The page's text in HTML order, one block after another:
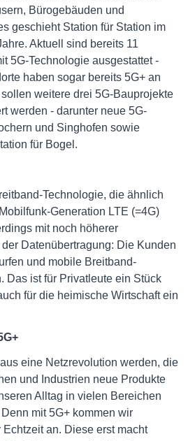
Bürogebäuden und
geschieht Station für Station im
Aktuell sind bereits 11
5G-Technologie ausgestattet -
haben sogar bereits 5G+ an
weitere drei 5G-Bauprojekte
werden - darunter neue 5G-
und Singhofen sowie
für Bogel.
Technologie, die ähnlich
Generation LTE (=4G)
mit noch höherer
Datenübertragung: Die Kunden
und mobile Breitband-
Das ist für Privatleute ein Stück
für die heimische Wirtschaft ein
eine Netzrevolution werden, die
und Industrien neue Produkte
Alltag in vielen Bereichen
mit 5G+ kommen wir
an. Diese erst macht